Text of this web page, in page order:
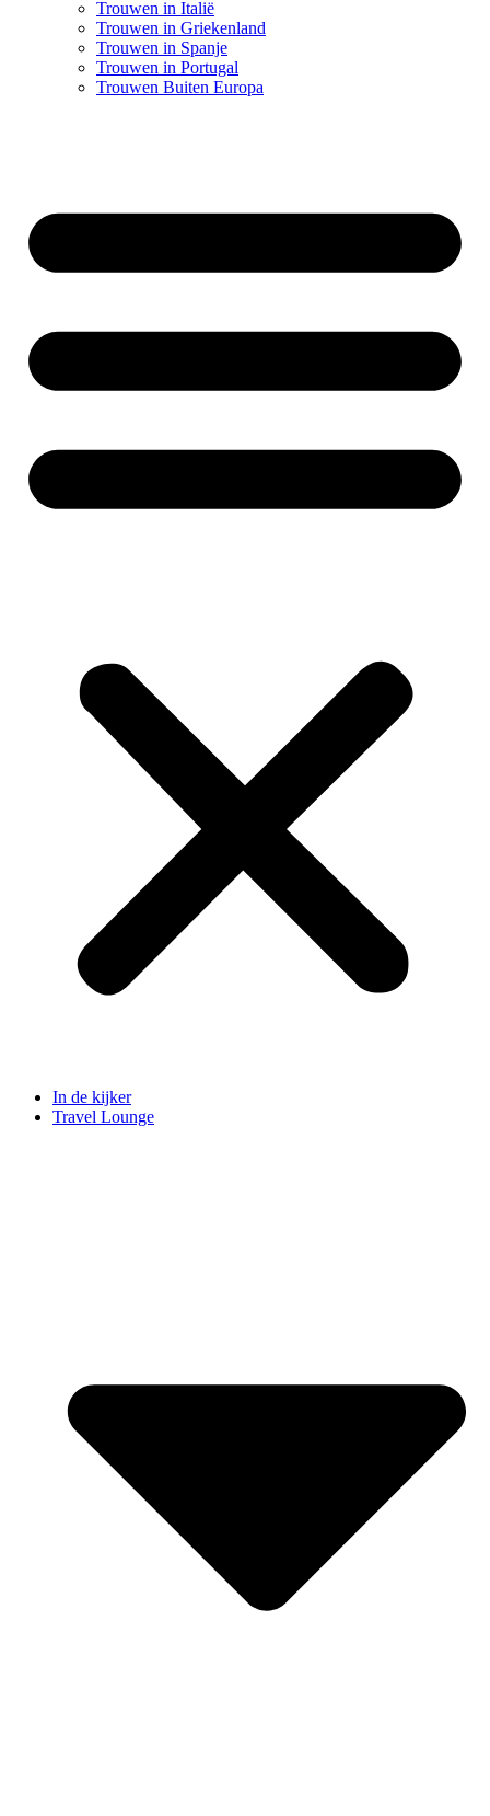
Trouwen in Italië
Trouwen in Griekenland
Trouwen in Spanje
Trouwen in Portugal
Trouwen Buiten Europa
In de kijker
Travel Lounge